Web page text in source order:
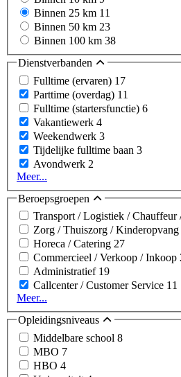
Binnen 25 km 11
Binnen 50 km 23
Binnen 100 km 38
Dienstverbanden
Fulltime (ervaren) 17
Parttime (overdag) 11
Fulltime (startersfunctie) 6
Vakantiewerk 4
Weekendwerk 3
Tijdelijke fulltime baan 3
Avondwerk 2
Meer...
Beroepsgroepen
Transport / Logistiek / Chauffeur
Zorg / Thuiszorg / Kinderopvang
Horeca / Catering 27
Commercieel / Verkoop / Inkoop
Administratief 19
Callcenter / Customer Service 11
Meer...
Opleidingsniveaus
Middelbare school 8
MBO 7
HBO 4